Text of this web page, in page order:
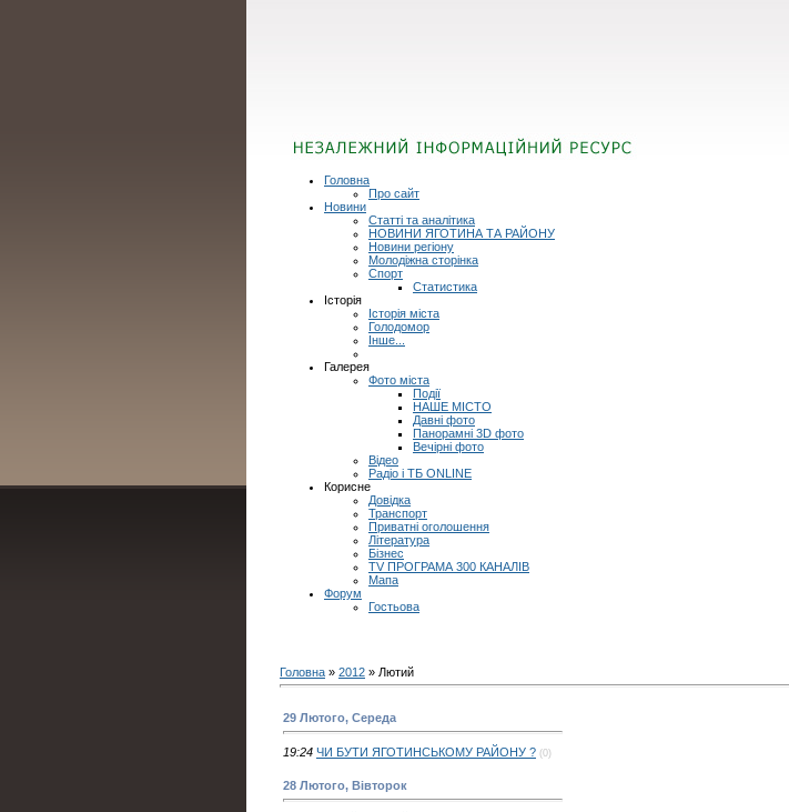
Головна
Про сайт
Новини
Статті та аналітика
НОВИНИ ЯГОТИНА ТА РАЙОНУ
Новини регіону
Молодіжна сторінка
Спорт
Статистика
Історія
Історія міста
Голодомор
Інше...
Галерея
Фото міста
Події
НАШЕ МІСТО
Давні фото
Панорамні 3D фото
Вечірні фото
Відео
Радіо і ТБ ONLINE
Корисне
Довідка
Транспорт
Приватні оголошення
Література
Бізнес
TV ПРОГРАМА 300 КАНАЛІВ
Мапа
Форум
Гостьова
Головна » 2012 » Лютий
29 Лютого, Середа
19:24 ЧИ БУТИ ЯГОТИНСЬКОМУ РАЙОНУ ? (0)
28 Лютого, Вівторок